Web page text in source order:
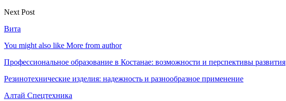
Next Post
Вита
You might also like More from author
Профессиональное образование в Костанае: возможности и перспективы развития
Резинотехнические изделия: надежность и разнообразное применение
Алтай Спецтехника